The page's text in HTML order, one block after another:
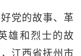
党的故事、革
雄和烈士的故
江西省抚州市